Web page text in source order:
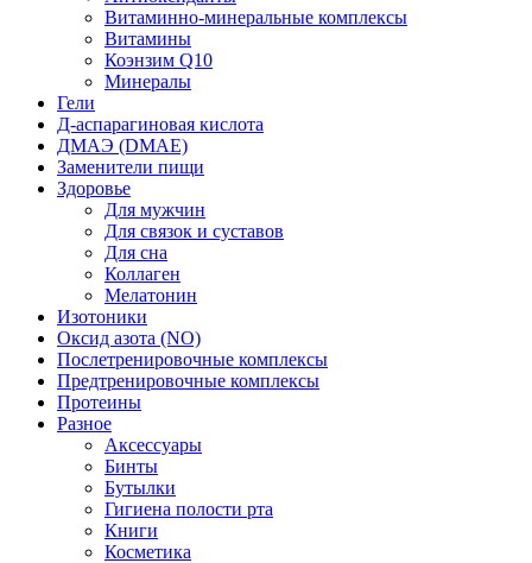
Витаминно-минеральные комплексы
Витамины
Коэнзим Q10
Минералы
Гели
Д-аспарагиновая кислота
ДМАЭ (DMAE)
Заменители пищи
Здоровье
Для мужчин
Для связок и суставов
Для сна
Коллаген
Мелатонин
Изотоники
Оксид азота (NO)
Послетренировочные комплексы
Предтренировочные комплексы
Протеины
Разное
Аксессуары
Бинты
Бутылки
Гигиена полости рта
Книги
Косметика